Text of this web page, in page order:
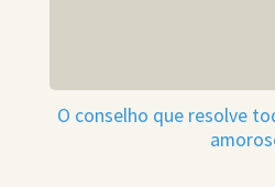
O conselho que resolve